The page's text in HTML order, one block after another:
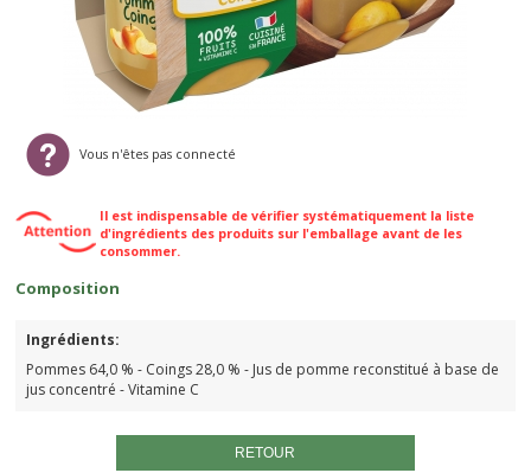
Vous n'êtes pas connecté
Il est indispensable de vérifier systématiquement la liste
d'ingrédients des produits sur l'emballage avant de les
consommer.
Composition
Ingrédients:
Pommes 64,0 % - Coings 28,0 % - Jus de pomme reconstitué à base de
jus concentré - Vitamine C
RETOUR